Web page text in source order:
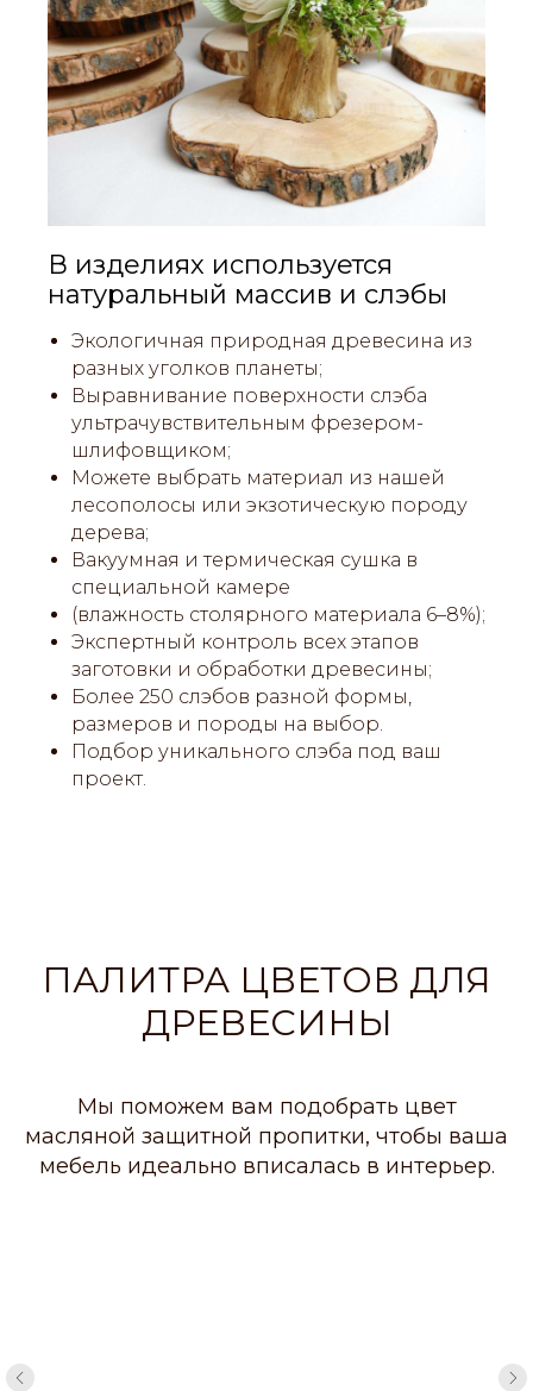
В изделиях используется
натуральный массив и слэбы
Экологичная природная древесина из
разных уголков планеты;
Выравнивание поверхности слэба
ультрачувствительным фрезером-
шлифовщиком;
Можете выбрать материал из нашей
лесополосы или экзотическую породу
дерева;
Вакуумная и термическая сушка в
специальной камере
(влажность столярного материала 6–8%);
Экспертный контроль всех этапов
заготовки и обработки древесины;
Более 250 слэбов разной формы,
размеров и породы на выбор.
Подбор уникального слэба под ваш
проект.
ПАЛИТРА ЦВЕТОВ ДЛЯ
ДРЕВЕСИНЫ
Мы поможем вам подобрать цвет
масляной защитной пропитки, чтобы ваша
мебель идеально вписалась в интерьер.